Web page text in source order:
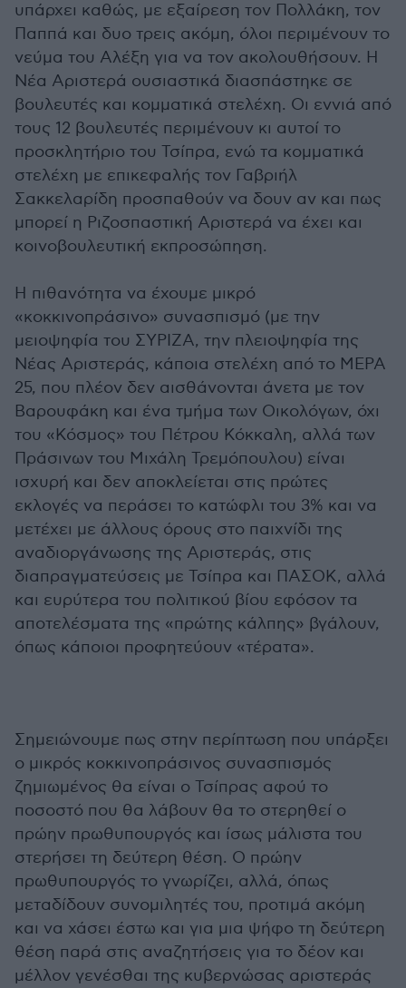
υπάρχει καθώς, με εξαίρεση τον Πολλάκη, τον
Παππά και δυο τρεις ακόμη, όλοι περιμένουν το
νεύμα του Αλέξη για να τον ακολουθήσουν. Η
Νέα Αριστερά ουσιαστικά διασπάστηκε σε
βουλευτές και κομματικά στελέχη. Οι εννιά από
τους 12 βουλευτές περιμένουν κι αυτοί το
προσκλητήριο του Τσίπρα, ενώ τα κομματικά
στελέχη με επικεφαλής τον Γαβριήλ
Σακκελαρίδη προσπαθούν να δουν αν και πως
μπορεί η Ριζοσπαστική Αριστερά να έχει και
κοινοβουλευτική εκπροσώπηση.
Η πιθανότητα να έχουμε μικρό
«κοκκινοπράσινο» συνασπισμό (με την
μειοψηφία του ΣΥΡΙΖΑ, την πλειοψηφία της
Νέας Αριστεράς, κάποια στελέχη από το ΜΕΡΑ
25, που πλέον δεν αισθάνονται άνετα με τον
Βαρουφάκη και ένα τμήμα των Οικολόγων, όχι
του «Κόσμος» του Πέτρου Κόκκαλη, αλλά των
Πράσινων του Μιχάλη Τρεμόπουλου) είναι
ισχυρή και δεν αποκλείεται στις πρώτες
εκλογές να περάσει το κατώφλι του 3% και να
μετέχει με άλλους όρους στο παιχνίδι της
αναδιοργάνωσης της Αριστεράς, στις
διαπραγματεύσεις με Τσίπρα και ΠΑΣΟΚ, αλλά
και ευρύτερα του πολιτικού βίου εφόσον τα
αποτελέσματα της «πρώτης κάλπης» βγάλουν,
όπως κάποιοι προφητεύουν «τέρατα».
Σημειώνουμε πως στην περίπτωση που υπάρξει
ο μικρός κοκκινοπράσινος συνασπισμός
ζημιωμένος θα είναι ο Τσίπρας αφού το
ποσοστό που θα λάβουν θα το στερηθεί ο
πρώην πρωθυπουργός και ίσως μάλιστα του
στερήσει τη δεύτερη θέση. Ο πρώην
πρωθυπουργός το γνωρίζει, αλλά, όπως
μεταδίδουν συνομιλητές του, προτιμά ακόμη
και να χάσει έστω και για μια ψήφο τη δεύτερη
θέση παρά στις αναζητήσεις για το δέον και
μέλλον γενέσθαι της κυβερνώσας αριστεράς